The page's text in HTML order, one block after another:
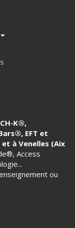
K®,
EFT et
à Venelles (Aix
Access
ou